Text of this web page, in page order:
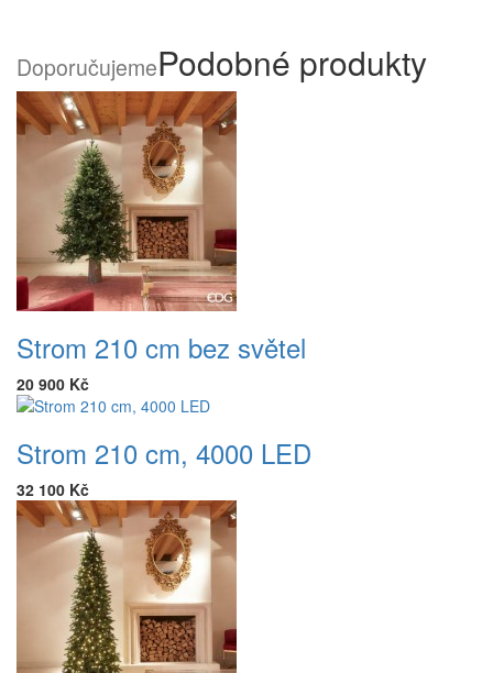
DoporučujemePodobné produkty
Strom 210 cm bez světel
20 900 Kč
Strom 210 cm, 4000 LED
32 100 Kč